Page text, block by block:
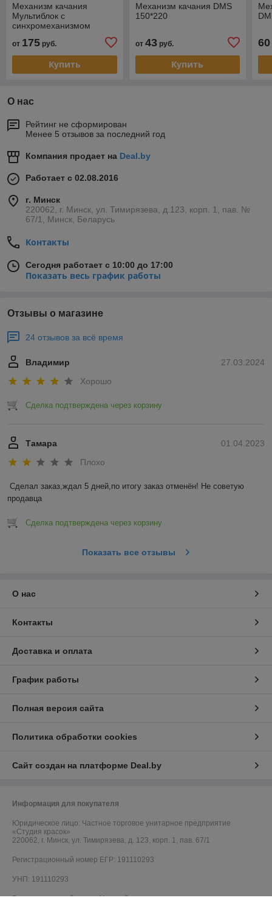
Механизм качания
Мультиблок с
синхромеханизмом
от 175 руб.
Купить
Механизм качания DMS
150*220
от 43руб.
Купить
60
О нас
Рейтинг не сформирован
Менее 5 отзывов за последний год
Компания продает на Deal.by
Работает с 02.08.2016
г. Минск
220062, г. Минск, ул. Тимирязева, д.123, корп. 1, пав. №
67/1, Минск, Беларусь
Контакты
Сегодня работает с 10:00 до 17:00
Показать весь график работы
Отзывы о магазине
24 отзывов за всё время
27.03.2024
Владимир
Хорошо
Сделка подтверждена через корзину
01.04.2023
Тамара
Плохо
Сделал заказ,ждал 5 дней,по итогу заказ отменён! Не советую
продавца
Сделка подтверждена через корзину
Показать все отзывы
О нас
Контакты
Доставка и оплата
График работы
Полная версия сайта
Политика обработки cookies
Сайт создан на платформе Deal.by
Информация для покупателя
Юридическое лицо: Частное торговое унитарное предприятие
«Студия красок»
220062, г. Минск, ул. Тимирязева, д. 123, корп. 1, пав. 67/1
Регистрационный номер ЕГР: 191110293
УНП: 191110293
Регистрационный орган: Минский горисполком